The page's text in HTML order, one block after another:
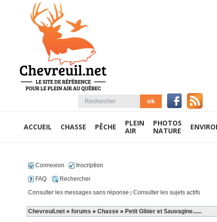
ACCUEIL CHASSE PÊCHE
PLEIN
AIR
PHOTOS
NATURE
Connexion
Inscription
FAQ
Rechercher
Consulter les messages sans réponse | Consulter les sujets actifs
Chevreuil.net » forums » Chasse » Petit Gibier et Sauvagine......